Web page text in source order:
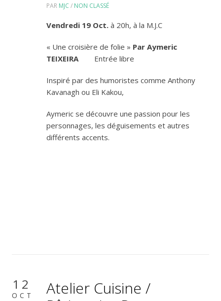
PAR MJC / NON CLASSÉ
Vendredi 19 Oct. à 20h, à la M.J.C
« Une croisière de folie » Par Aymeric
TEIXEIRA Entrée libre
Inspiré par des humoristes comme Anthony
Kavanagh ou Eli Kakou,
Aymeric se découvre une passion pour les
personnages, les déguisements et autres
différents accents.
12
OCT
Atelier Cuisine /